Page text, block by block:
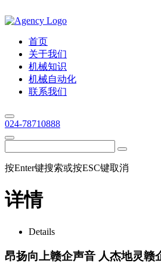
首页
关于我们
机械知识
机械自动化
联系我们
024-78710888
按Enter键搜索或按ESC键取消
详情
Details
昂扬向上赣企声音 人杰地灵赣